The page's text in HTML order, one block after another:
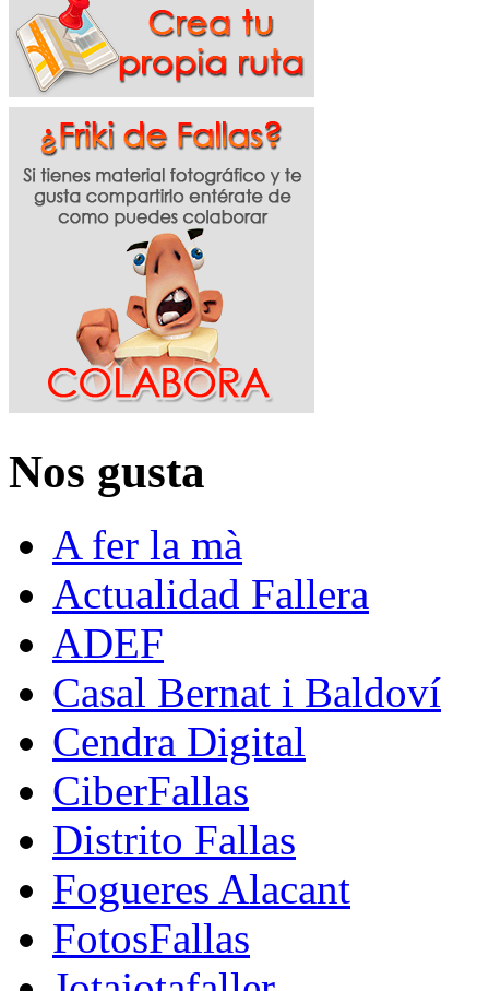
Nos gusta
A fer la mà
Actualidad Fallera
ADEF
Casal Bernat i Baldoví
Cendra Digital
CiberFallas
Distrito Fallas
Fogueres Alacant
FotosFallas